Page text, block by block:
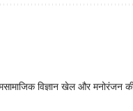
विज्ञान खेल और मनोरंजन